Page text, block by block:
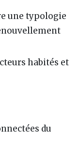
une typologie
habités et
du